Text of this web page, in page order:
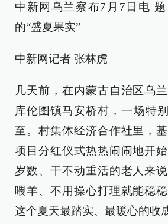
中新网乌兰察布7月7日电
的“盛夏果实”
中新网记者 张林虎
几天前，在内蒙古自治区乌
库伦图镇马安桥村，一场特
至。村集体经济合作社里，
项目分红仪式热热闹闹地开
岁数、干不动重活的老人来
喂羊、不用操心打理就能稳
这个夏天最踏实、最暖心的收